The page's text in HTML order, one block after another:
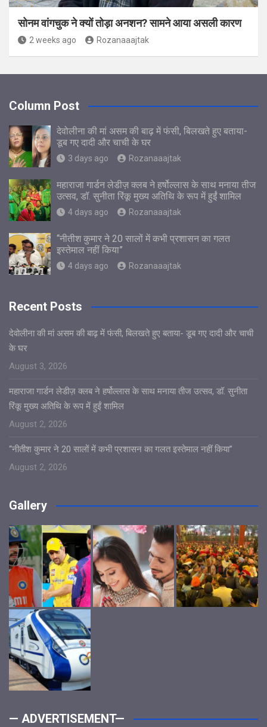
सोनम वांगचुक ने क्यों तोड़ा अनशन? सामने आया असली कारण
2 weeks ago Rozanaaajtak
Column Post
देवोलीना की मां असम की बाढ़ में फंसी, बिलखते हुए बताया-
डूब गए दादी और चाची के घर
3 days ago Rozanaaajtak
महाराजा गार्डन लेडीज़ क्लब ने हर्षोल्लास के साथ मनाया तीज
उत्सव, डॉ. सुनीता रिंकू मुख्य अतिथि के रूप में हुईं शामिल
4 days ago Rozanaaajtak
“नीतीश कुमार ने 20 सालों में कभी प्रशासन का गलत
इस्तेमाल नहीं किया”
4 days ago Rozanaaajtak
Recent Posts
देवोलीना की मां असम की बाढ़ में फंसी, बिलखते हुए बताया- डूब गए दादी और चाची
के घर
August 3, 2026
महाराजा गार्डन लेडीज़ क्लब ने हर्षोल्लास के साथ मनाया तीज उत्सव, डॉ. सुनीता
रिंकू मुख्य अतिथि के रूप में हुईं शामिल
August 2, 2026
“नीतीश कुमार ने 20 सालों में कभी प्रशासन का गलत इस्तेमाल नहीं किया”
August 2, 2026
Gallery
— ADVERTISEMENT—